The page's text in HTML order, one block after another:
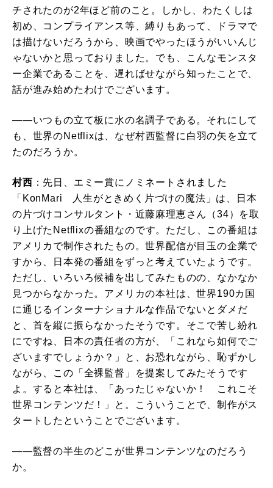
チされたのが2年ほど前のこと。しかし、わたくしは
初め、コンプライアンス等、縛りもあって、ドラマで
は描けないだろうから、映画でやったほうがいいんじ
ゃないかと思っておりました。でも、こんなモンスタ
ー企業であることを、遅ればせながら知ったことで、
話が進み始めたわけでございます。
――いつもの立て板に水の名調子である。それにして
も、世界のNetflixは、なぜ村西監督に白羽の矢を立て
たのだろうか。
村西 ：先日、エミー賞にノミネートされました
「KonMari 人生がときめく片づけの魔法」は、日本
の片づけコンサルタント・近藤麻理恵さん（34）を取
り上げたNetflixの番組なのです。ただし、この番組は
アメリカで制作されたもの。世界配信が目玉の企業で
すから、日本発の番組をずっと考えていたようです。
ただし、いろいろ候補を出してみたものの、なかなか
見つからなかった。アメリカの本社は、世界190カ国
に通じるインターナショナルな作品でないとダメだ
と、首を縦に振らなかったそうです。そこで苦し紛れ
にですね、日本の責任者の方が、「これなら如何でご
ざいますでしょうか？」と、お恐れながら、恥ずかし
ながら、この「全裸監督」を提案してみたそうです
よ。すると本社は、「あったじゃないか！ これこそ
世界コンテンツだ！」と。こういうことで、制作がス
タートしたということでございます。
――監督の半生のどこが世界コンテンツなのだろう
か。